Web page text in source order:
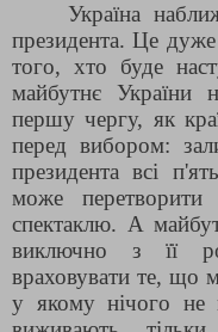
Україна
президента. Це
того, хто буде
майбутнє України
першу чергу, як
перед вибором:
президента всі
може
спектаклю. А
виключно з її
враховувати те, що
у якому нічого